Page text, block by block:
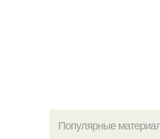
Популярные